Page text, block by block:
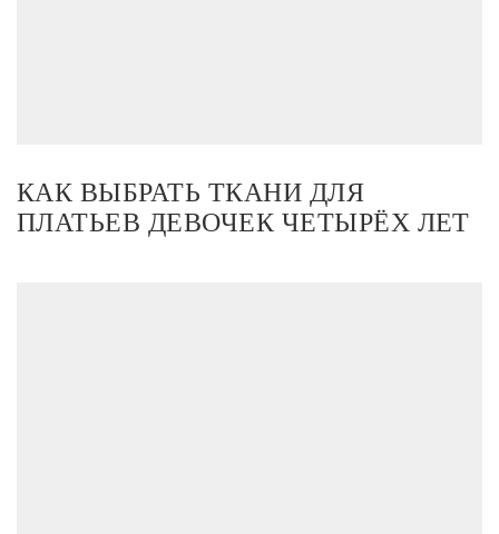
КАК ВЫБРАТЬ ТКАНИ ДЛЯ
ПЛАТЬЕВ ДЕВОЧЕК ЧЕТЫРЁХ ЛЕТ